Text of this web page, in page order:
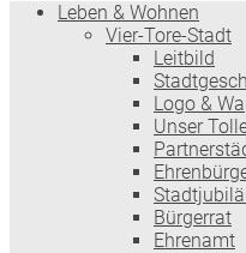
Leben & Wohnen
Vier-Tore-Stadt
Leitbild
Logo &
Unser
Bürgerrat
Ehrenamt